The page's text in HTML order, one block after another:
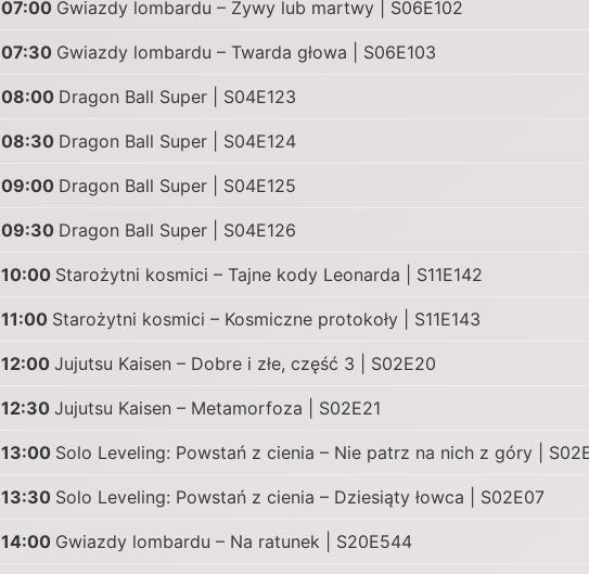
07:00 Gwiazdy lombardu – Żywy lub martwy | S06E102
07:30 Gwiazdy lombardu – Twarda głowa | S06E103
08:00 Dragon Ball Super | S04E123
08:30 Dragon Ball Super | S04E124
09:00 Dragon Ball Super | S04E125
09:30 Dragon Ball Super | S04E126
10:00 Starożytni kosmici – Tajne kody Leonarda | S11E142
11:00 Starożytni kosmici – Kosmiczne protokoły | S11E143
12:00 Jujutsu Kaisen – Dobre i złe, część 3 | S02E20
12:30 Jujutsu Kaisen – Metamorfoza | S02E21
13:00 Solo Leveling: Powstań z cienia – Nie patrz na nich z góry |
13:30 Solo Leveling: Powstań z cienia – Dziesiąty łowca | S02E07
14:00 Gwiazdy lombardu – Na ratunek | S20E544